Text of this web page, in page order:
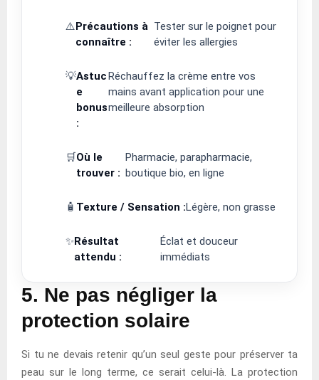
⚠️Précautions à
connaître :
Tester sur le poignet pour
éviter les allergies
💡Astuc
e
bonus
:
Réchauffez la crème entre vos
mains avant application pour une
meilleure absorption
🛒Où le
trouver :
Pharmacie, parapharmacie,
boutique bio, en ligne
🧴 Texture / Sensation :Légère, non grasse
✨Résultat
attendu :
Éclat et douceur
immédiats
5. Ne pas négliger la
protection solaire
Si tu ne devais retenir qu’un seul geste pour préserver ta
peau sur le long terme, ce serait celui-là. La protection